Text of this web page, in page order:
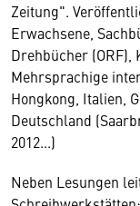
Zeitung".
Erwachsene,
Drehbücher (ORF),
Mehrsprachige
Hongkong, Italien,
Deutschland
2012...)
Neben Lesungen